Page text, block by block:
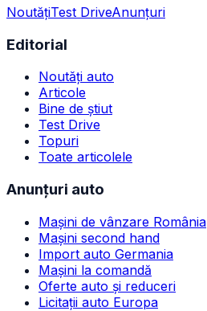
NoutățiTest DriveAnunțuri
Editorial
Noutăți auto
Articole
Bine de știut
Test Drive
Topuri
Toate articolele
Anunțuri auto
Mașini de vânzare România
Mașini second hand
Import auto Germania
Mașini la comandă
Oferte auto și reduceri
Licitații auto Europa